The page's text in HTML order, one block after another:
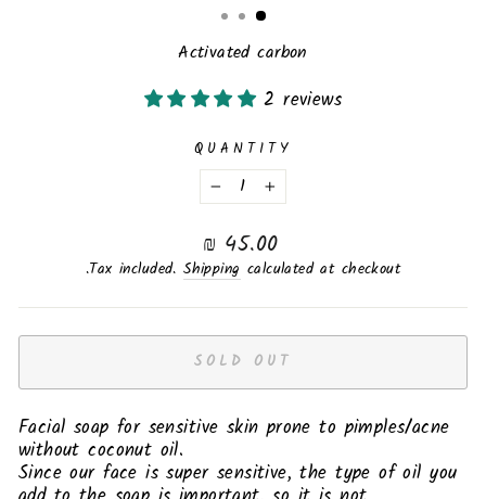
Activated carbon
2 reviews
QUANTITY
−
+
Regular
price
45.00 ₪
Tax included.Shipping calculated at checkout.
SOLD OUT
Facial soap for sensitive skin prone to pimples/acne
without coconut oil.
Since our face is super sensitive, the type of oil you